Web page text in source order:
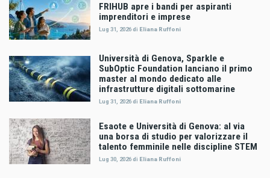
FRIHUB apre i bandi per aspiranti
imprenditori e imprese
Lug 31, 2026di Eliana Ruffoni
Università di Genova, Sparkle e
SubOptic Foundation lanciano il primo
master al mondo dedicato alle
infrastrutture digitali sottomarine
Lug 31, 2026di Eliana Ruffoni
Esaote e Università di Genova: al via
una borsa di studio per valorizzare il
talento femminile nelle discipline STEM
Lug 30, 2026di Eliana Ruffoni